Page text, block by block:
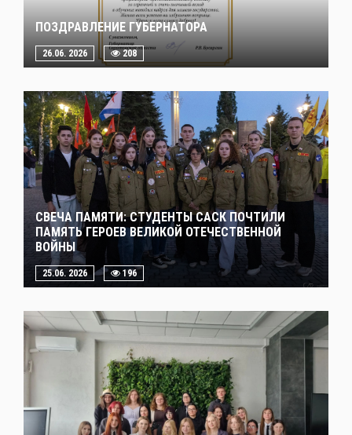
ПОЗДРАВЛЕНИЕ ГУБЕРНАТОРА
26.06. 2026 208
СВЕЧА ПАМЯТИ: СТУДЕНТЫ САСК ПОЧТИЛИ
ПАМЯТЬ ГЕРОЕВ ВЕЛИКОЙ ОТЕЧЕСТВЕННОЙ
ВОЙНЫ
25.06. 2026 196